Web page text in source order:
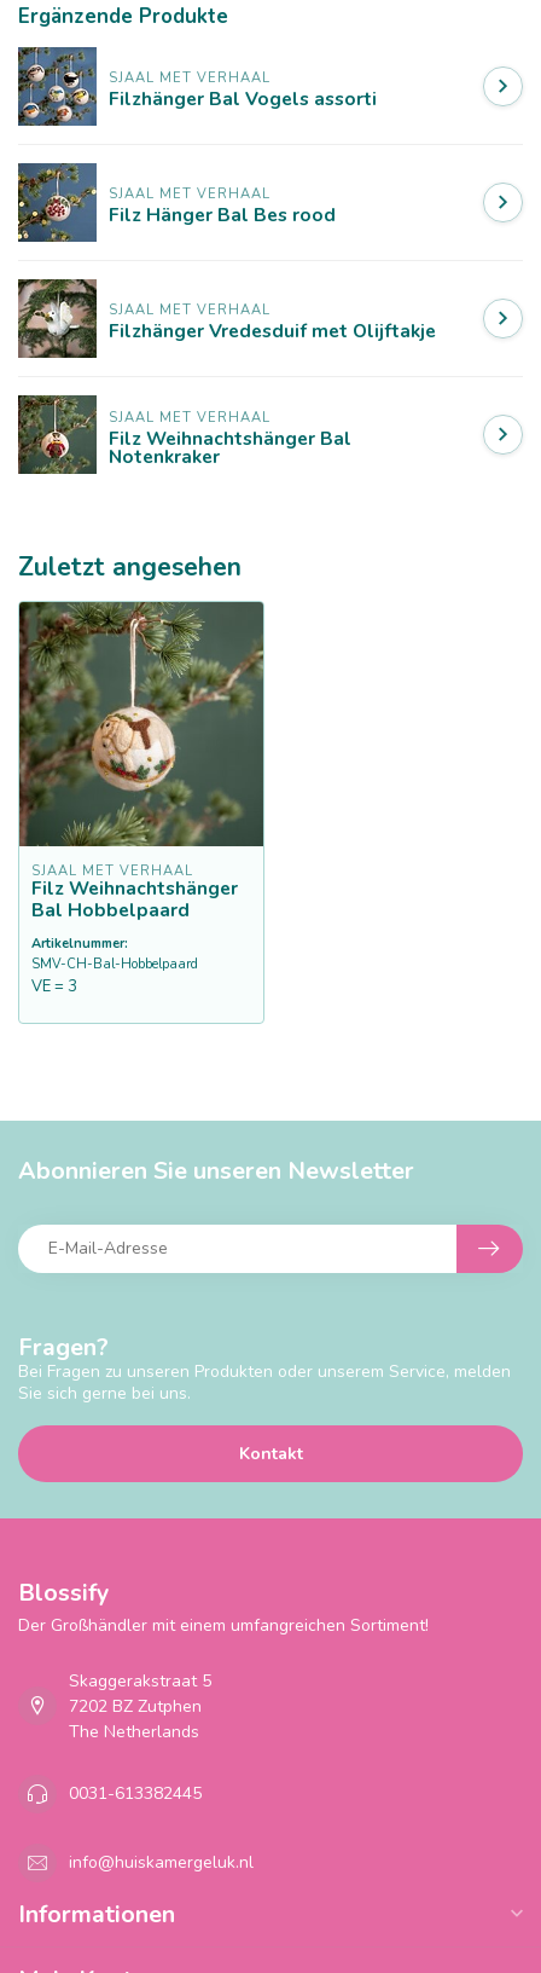
Ergänzende Produkte
SJAAL MET VERHAAL
Filzhänger Bal Vogels assorti
SJAAL MET VERHAAL
Filz Hänger Bal Bes rood
SJAAL MET VERHAAL
Filzhänger Vredesduif met Olijftakje
SJAAL MET VERHAAL
Filz Weihnachtshänger Bal
Notenkraker
Zuletzt angesehen
SJAAL MET VERHAAL
Filz Weihnachtshänger
Bal Hobbelpaard
Artikelnummer:
SMV-CH-Bal-Hobbelpaard
VE = 3
Fragen?
Bei Fragen zu unseren Produkten oder unserem Service, melden
Sie sich gerne bei uns.
Kontakt
Abonnieren Sie unseren Newsletter
Blossify
Der Großhändler mit einem umfangreichen Sortiment!
Skaggerakstraat 5
7202 BZ Zutphen
The Netherlands
0031-613382445
info@huiskamergeluk.nl
Informationen